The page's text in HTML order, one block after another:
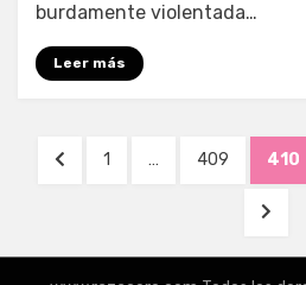
burdamente violentada…
Leer más
Navegación
PÁGINAPÁGINA
1 … PÁGINA
409 410